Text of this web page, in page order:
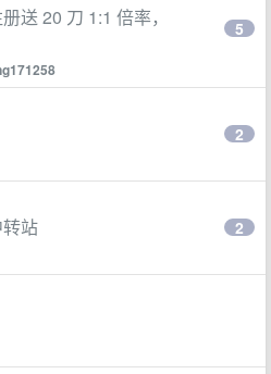
送 20 刀 1:1 倍率，
5
2
站 2